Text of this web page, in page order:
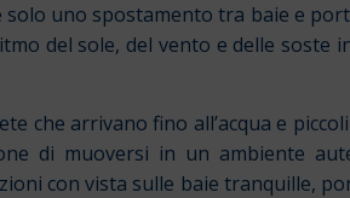
uno spostamento tra baie e
del sole, del vento e delle soste
che arrivano fino all’acqua e
di muoversi in un ambiente
con vista sulle baie tranquille,